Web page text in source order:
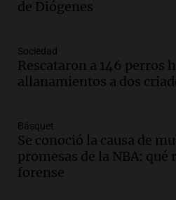
Panorama Federal
Audio.
en la Sociedad Rural
actividades para
Audio.
edificios y una casa
jóvenes de la región
Panorama Federal
de Diógenes
Sociedad
Rescataron a 146 perros
allanamientos a dos
Básquet
Se conoció la causa de
promesas de la NBA:
forense